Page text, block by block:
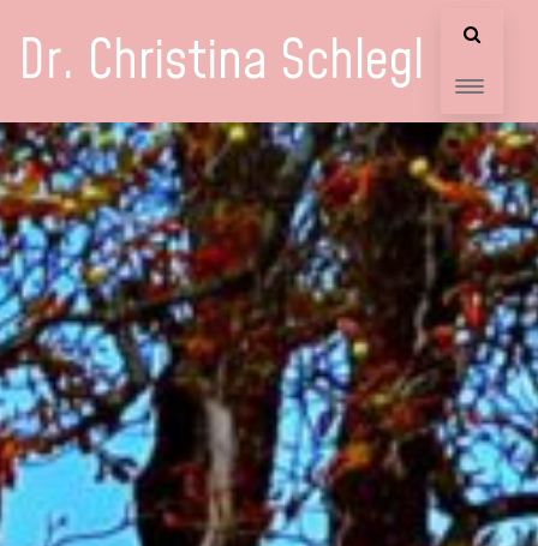
Dr. Christina Schlegl